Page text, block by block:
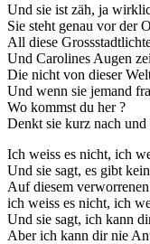
Und sie ist zäh, ja
Sie steht genau vor der
All diese
Und Carolines Augen
Die nicht von dieser
Und wenn sie jemand
Wo kommst du her ?
Denkt sie kurz nach und
Ich weiss es nicht, ich
Und sie sagt, es gibt
Auf diesem
ich weiss es nicht, ich
Und sie sagt, ich kann
Aber ich kann dir nie